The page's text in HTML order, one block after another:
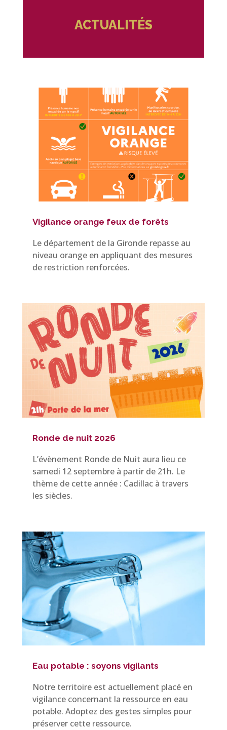
ACTUALITÉS
Vigilance orange feux de forêts
Le département de la Gironde repasse au
niveau orange en appliquant des mesures
de restriction renforcées.
Ronde de nuit 2026
L’évènement Ronde de Nuit aura lieu ce
samedi 12 septembre à partir de 21h. Le
thème de cette année : Cadillac à travers
les siècles.
Eau potable : soyons vigilants
Notre territoire est actuellement placé en
vigilance concernant la ressource en eau
potable. Adoptez des gestes simples pour
préserver cette ressource.